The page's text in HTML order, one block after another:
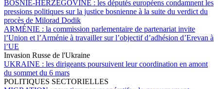
BOSNIE-HERZÉGOVINE : les députés européens condamnent les
pressions politiques sur la justice bosnienne à la suite du verdict du
procès de Milorad Dodik
ARMÉNIE : la commission parlementaire de partenariat invite
l’Union et l’Arménie à travailler sur l’objectif d’adhésion d’Erevan à
l’UE
Invasion Russe de l'Ukraine
UKRAINE : les dirigeants poursuivent leur coordination en amont
du sommet du 6 mars
POLITIQUES SECTORIELLES